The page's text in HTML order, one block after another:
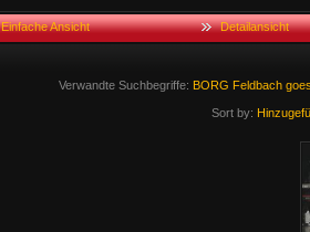
Einfache Ansicht Detailansicht
Verwandte Suchbegriffe: BORG Feldbach
Sort by: